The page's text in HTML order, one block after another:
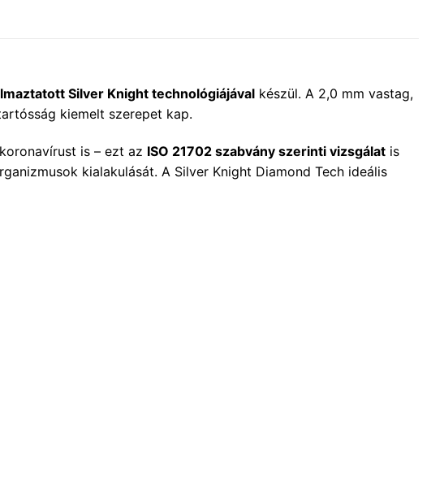
Silver Knight technológiájával készül. A 2,0 mm vastag,
kiemelt szerepet kap.
is – ezt az ISO 21702 szabvány szerinti vizsgálat is
kialakulását. A Silver Knight Diamond Tech ideális